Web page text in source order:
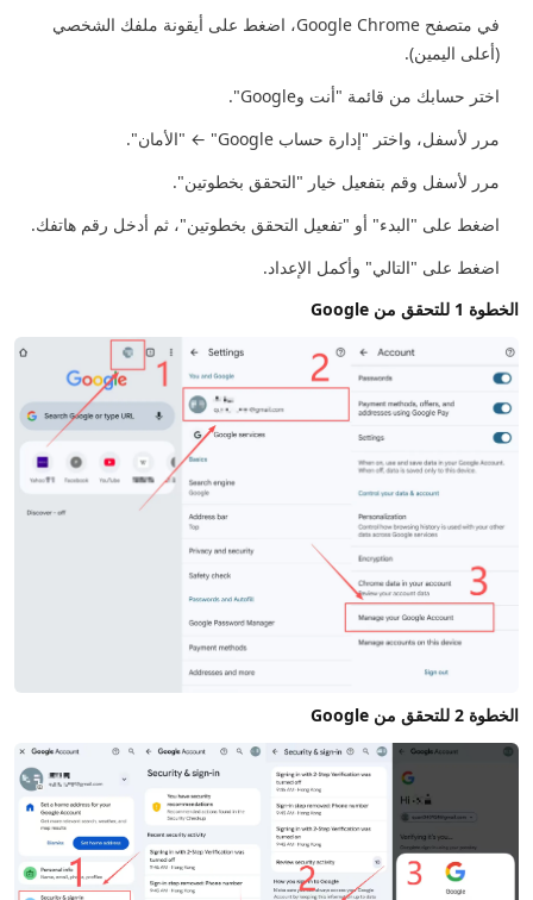
في متصفح Google Chrome، اضغط على أيقونة ملفك الشخصي
(أعلى اليمين).
اختر حسابك من قائمة "أنت وGoogle".
مرر لأسفل، واختر "إدارة حساب Google" ← "الأمان".
مرر لأسفل وقم بتفعيل خيار "التحقق بخطوتين".
اضغط على "البدء" أو "تفعيل التحقق بخطوتين"، ثم أدخل رقم هاتفك.
اضغط على "التالي" وأكمل الإعداد.
الخطوة 1 للتحقق من Google
الخطوة 2 للتحقق من Google